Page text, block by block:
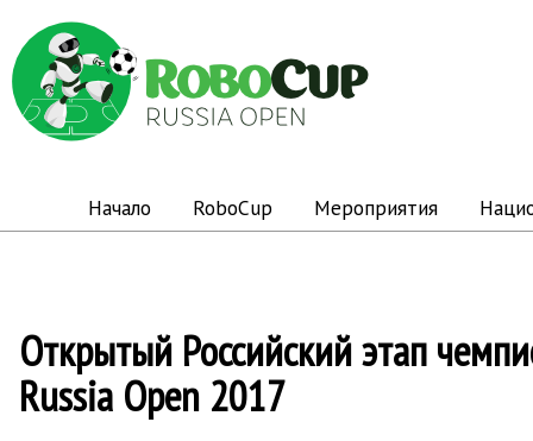
Начало RoboCup Мероприятия
Открытый Российский этап
Russia Open 2017